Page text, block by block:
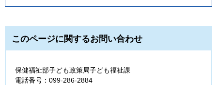
このページに関するお問い合わせ
保健福祉部子ども政策局子ども福祉課
電話番号：099-286-2884